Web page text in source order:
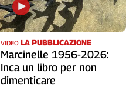
VIDEO LA PUBBLICAZIONE
Marcinelle 1956-2026:
Inca un libro per non
dimenticare